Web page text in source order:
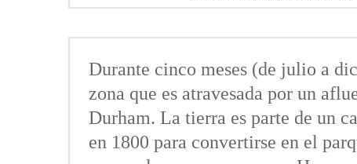
Durante cinco meses (de julio a
zona que es atravesada por un
Durham. La tierra es parte de un
en 1800 para convertirse en el